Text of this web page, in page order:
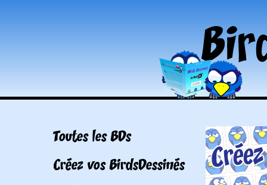
Toutes les BDs
Créez vos BirdsDessinés